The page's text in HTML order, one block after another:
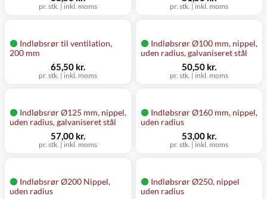
pr. stk. | inkl. moms pr. stk. | inkl. moms
Indløbsrør til ventilation,
200 mm
pr. stk. | inkl. moms
65,50 kr.
Indløbsrør Ø100 mm, nippel,
uden radius, galvaniseret stål
pr. stk. | inkl. moms
50,50 kr.
Indløbsrør Ø125 mm, nippel,
uden radius, galvaniseret stål
pr. stk. | inkl. moms
57,00 kr.
Indløbsrør Ø160 mm, nippel,
uden radius
pr. stk. | inkl. moms
53,00 kr.
Indløbsrør Ø200 Nippel,
uden radius
Indløbsrør Ø250, nippel
uden radius